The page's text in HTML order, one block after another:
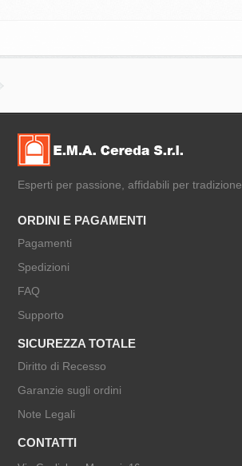
Esperti per passione, affidabili per tradizione.
ORDINI E PAGAMENTI
Pagamenti
Spedizioni
FAQ
Supporto
SICUREZZA TOTALE
Diritto di Recesso
Garanzie sugli ordini
Note Legali
CONTATTI